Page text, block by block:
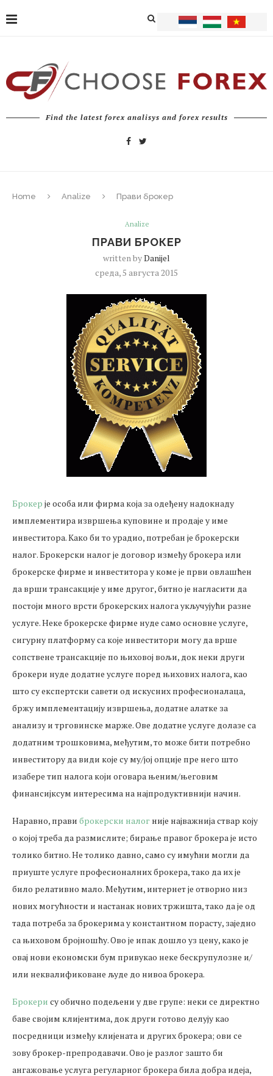
Find the latest forex analisys and forex results
Home Analize Прави брокер
Analize
ПРАВИ БРОКЕР
written byDanijel
среда, 5 августа 2015
Брокер је особа или фирма која за одеђену надокнаду
имплементира извршења куповине и продаје у име
инвеститора. Како би то урадио, потребан је брокерски
налог. Брокерски налог је договор између брокера или
брокерске фирме и инвеститора у коме је први овлашћен
да врши трансакције у име другог, битно је нагласити да
постоји много врсти брокерских налога укључујући разне
услуге. Неке брокерске фирме нуде само основне услуге,
сигурну платформу са које инвеститори могу да врше
сопствене трансакције по њиховој вољи, док неки други
брокери нуде додатне услуге поред њихових налога, као
што су експертски савети од искусних професионалаца,
бржу имплементацију извршења, додатне алатке за
анализу и трговинске марже. Ове додатне услуге долазе са
додатним трошковима, међутим, то може бити потребно
инвеститору да види које су му/јој опције пре него што
изабере тип налога који оговара њеним/његовим
финансијксум интересима на најпродуктивнији начин.
Наравно, прави брокерски налог није најважнија ствар коју
о којој треба да размислите; бирање правог брокера је исто
толико битно. Не толико давно, само су имућни могли да
приуште услуге професионалних брокера, тако да их је
било релативно мало. Међутим, интернет је отворио низ
нових могућности и настанак нових тржишта, тако да је од
тада потреба за брокерима у константном порасту, заједно
са њиховом бројношћу. Ово је ипак дошло уз цену, како је
овај нови економски бум привукао неке бескрупулозне и/
или неквалификоване људе до нивоа брокера.
Брокери су обично подељени у две групе: неки се директно
баве својим клијентима, док други готово делују као
посредници између клијената и других брокера; ови се
зову брокер-препродавачи. Ово је разлог зашто би
ангажовање услуга регуларног брокера била добра идеја,